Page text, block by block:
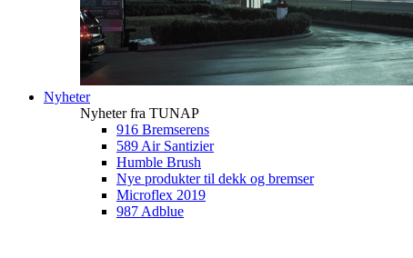
Nyheter
Nyheter fra TUNAP
916 Bremserens
589 Air Santizier
Humble Brush
Nye produkter til dekk og bremser
Microflex 2019
987 Adblue